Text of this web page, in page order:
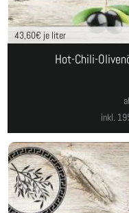
43,60€ je liter
Hot-Chili-
inkl.